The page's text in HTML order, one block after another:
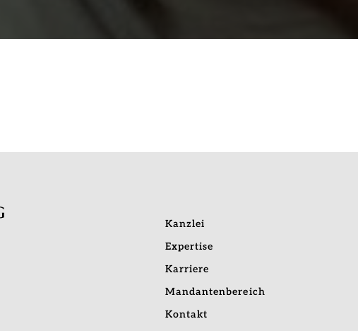
Kanzlei
Expertise
Karriere
Mandantenbereich
Kontakt